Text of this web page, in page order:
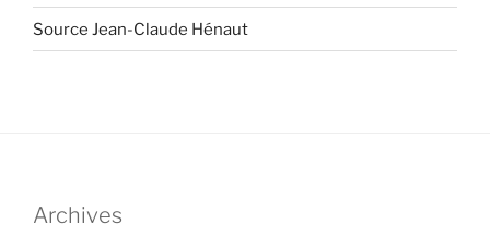
Source Jean-Claude Hénaut
Archives